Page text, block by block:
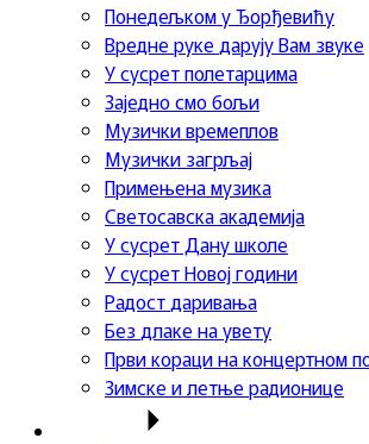
Понедељком у Ђорђевићу
Вредне руке дарују Вам звуке
У сусрет полетарцима
Заједно смо бољи
Музички времеплов
Музички загрљај
Примењена музика
Светосавска академија
У сусрет Дану школе
У сусрет Новој години
Радост даривања
Без длаке на увету
Први кораци на концертном
Зимске и летње радионице